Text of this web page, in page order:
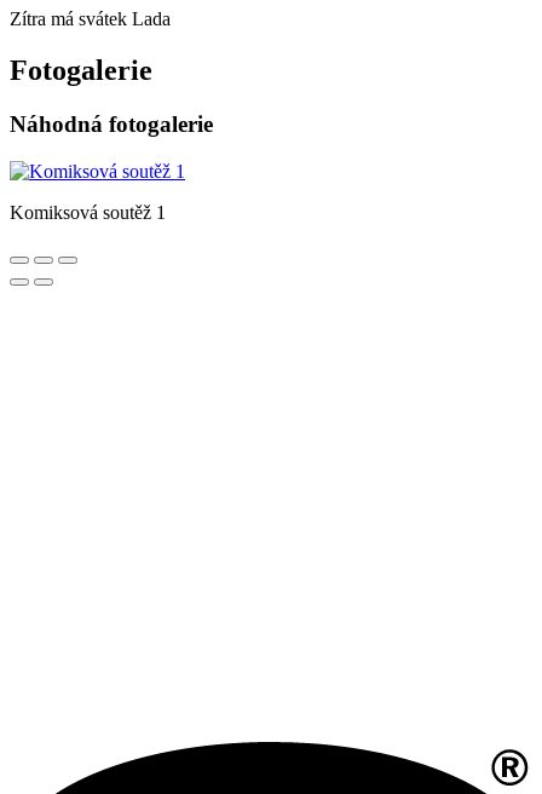
Zítra má svátek Lada
Fotogalerie
Náhodná fotogalerie
Komiksová soutěž 1